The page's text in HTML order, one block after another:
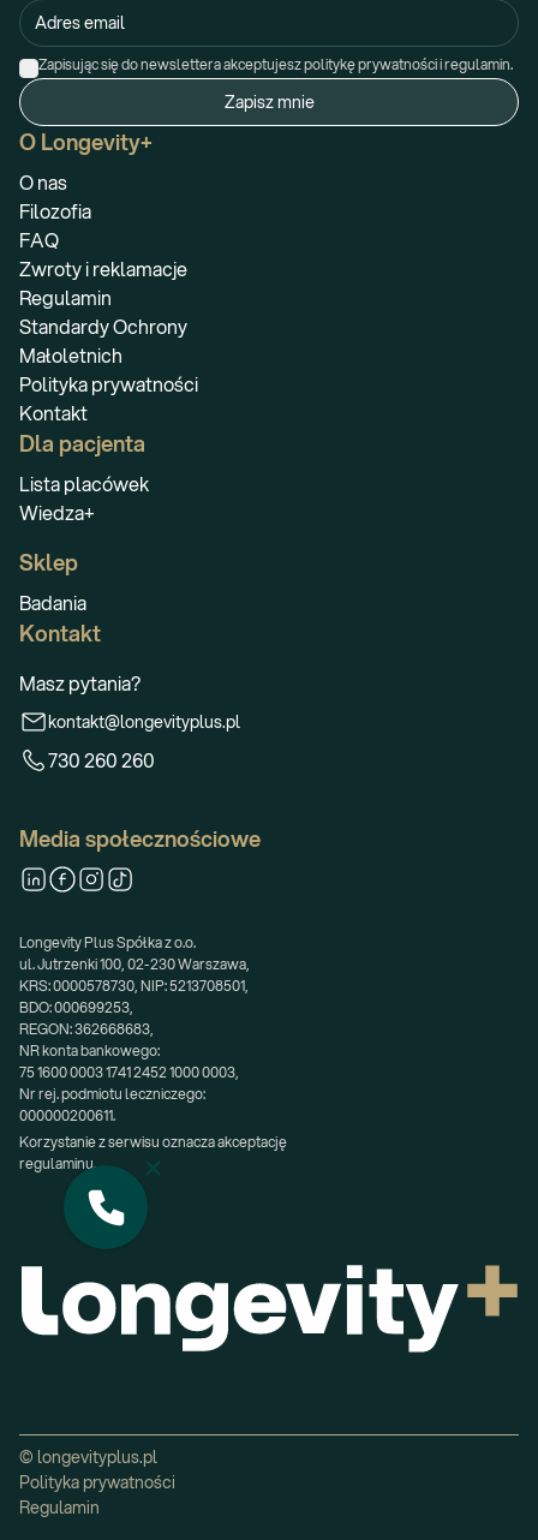
O Longevity+
O nas
Filozofia
FAQ
Zwroty i reklamacje
Regulamin
Standardy Ochrony
Małoletnich
Polityka prywatności
Kontakt
Dla pacjenta
Lista placówek
Wiedza+
Sklep
Badania
Kontakt
Masz pytania?
kontakt@longevityplus.pl
730 260 260
Media społecznościowe
Longevity Plus Spółka z o.o.
ul. Jutrzenki 100, 02-230 Warszawa,
KRS: 0000578730, NIP: 5213708501,
BDO: 000699253,
REGON: 362668683,
NR konta bankowego:
75 1600 0003 1741 2452 1000 0003,
Nr rej. podmiotu leczniczego:
000000200611.
Korzystanie z serwisu oznacza akceptację
regulaminu.
Zapisując się do newslettera akceptujesz politykę prywatności i regulamin.
Zapisz mnie
© longevityplus.pl
Polityka prywatności
Regulamin